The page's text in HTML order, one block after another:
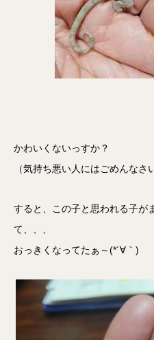
かわいくないっすか？
（気持ち悪い人にはごめんなさ
すると、この子と思われる子が
て、、、
おっきくなってたぁ～(*´∀｀)